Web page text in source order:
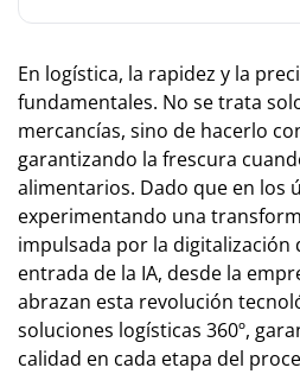
En logística, la rapidez y la
fundamentales. No se trata
mercancías, sino de hacerlo
garantizando la frescura
alimentarios. Dado que en los
experimentando una
impulsada por la digitalización
entrada de la IA, desde la
abrazan esta revolución
soluciones logísticas 360º,
calidad en cada etapa del